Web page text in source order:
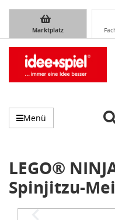
Marktplatz
Menü
LEGO®
Spinjitzu-